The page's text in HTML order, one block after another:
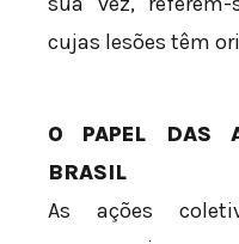
cujas lesões têm
O PAPEL DAS
BRASIL
As ações